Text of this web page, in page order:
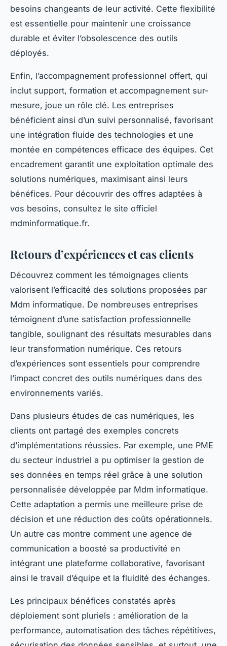
besoins changeants de leur activité. Cette flexibilité
est essentielle pour maintenir une croissance
durable et éviter l’obsolescence des outils
déployés.
Enfin, l’accompagnement professionnel offert, qui
inclut support, formation et accompagnement sur-
mesure, joue un rôle clé. Les entreprises
bénéficient ainsi d’un suivi personnalisé, favorisant
une intégration fluide des technologies et une
montée en compétences efficace des équipes. Cet
encadrement garantit une exploitation optimale des
solutions numériques, maximisant ainsi leurs
bénéfices. Pour découvrir des offres adaptées à
vos besoins, consultez le site officiel
mdminformatique.fr.
Retours d’expériences et cas clients
Découvrez comment les témoignages clients
valorisent l’efficacité des solutions proposées par
Mdm informatique. De nombreuses entreprises
témoignent d’une satisfaction professionnelle
tangible, soulignant des résultats mesurables dans
leur transformation numérique. Ces retours
d’expériences sont essentiels pour comprendre
l’impact concret des outils numériques dans des
environnements variés.
Dans plusieurs études de cas numériques, les
clients ont partagé des exemples concrets
d’implémentations réussies. Par exemple, une PME
du secteur industriel a pu optimiser la gestion de
ses données en temps réel grâce à une solution
personnalisée développée par Mdm informatique.
Cette adaptation a permis une meilleure prise de
décision et une réduction des coûts opérationnels.
Un autre cas montre comment une agence de
communication a boosté sa productivité en
intégrant une plateforme collaborative, favorisant
ainsi le travail d’équipe et la fluidité des échanges.
Les principaux bénéfices constatés après
déploiement sont pluriels : amélioration de la
performance, automatisation des tâches répétitives,